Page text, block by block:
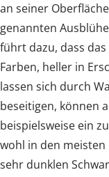
an seiner
genannten
führt dazu, dass
Farben, heller in
lassen sich durch
beseitigen, können
beispielsweise ein
wohl in den
sehr dunklen